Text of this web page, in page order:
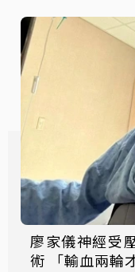
廖家儀神經受
術 「輸血兩輪